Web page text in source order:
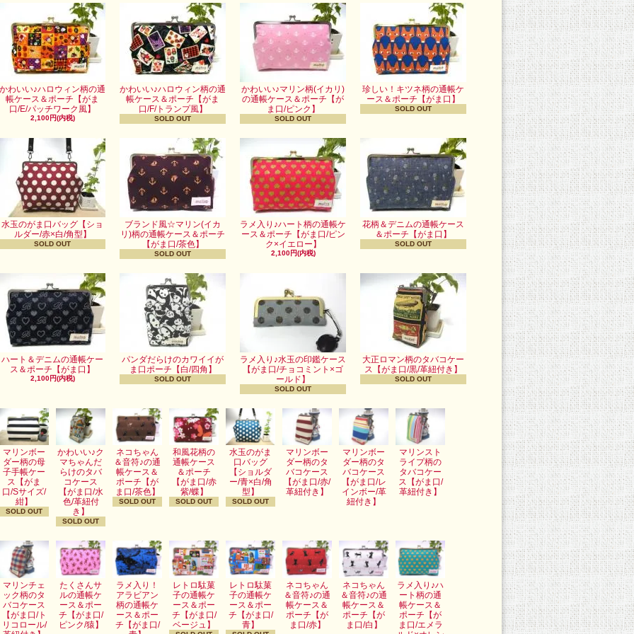
かわいい♪ハロウィン柄の通
帳ケース＆ポーチ【がま
口/E/パッチワーク風】
2,100円(内税)
かわいい♪ハロウィン柄の通
帳ケース＆ポーチ【がま
口/F/トランプ風】
SOLD OUT
かわいい♪マリン柄(イカリ)
の通帳ケース＆ポーチ【が
ま口/ピンク】
SOLD OUT
珍しい！キツネ柄の通帳ケ
ース＆ポーチ【がま口】
SOLD OUT
水玉のがま口バッグ【ショ
ルダー/赤×白/角型】
SOLD OUT
ブランド風☆マリン(イカ
リ)柄の通帳ケース＆ポーチ
【がま口/茶色】
SOLD OUT
ラメ入り♪ハート柄の通帳ケ
ース＆ポーチ【がま口/ピン
ク×イエロー】
2,100円(内税)
花柄＆デニムの通帳ケース
＆ポーチ【がま口】
SOLD OUT
ハート＆デニムの通帳ケー
ス＆ポーチ【がま口】
2,100円(内税)
パンダだらけのカワイイが
ま口ポーチ【白/四角】
SOLD OUT
ラメ入り♪水玉の印鑑ケース
【がま口/チョコミント×ゴ
ールド】
SOLD OUT
大正ロマン柄のタバコケー
ス【がま口/黒/革紐付き】
SOLD OUT
マリンボー
ダー柄の母
子手帳ケー
ス【がま
口/Sサイズ/
紺】
SOLD OUT
かわいい♪ク
マちゃんだ
らけのタバ
コケース
【がま口/水
色/革紐付
き】
SOLD OUT
ネコちゃん
＆音符♪の通
帳ケース＆
ポーチ【が
ま口/茶色】
SOLD OUT
和風花柄の
通帳ケース
＆ポーチ
【がま口/赤
紫/蝶】
SOLD OUT
水玉のがま
口バッグ
【ショルダ
ー/青×白/角
型】
SOLD OUT
マリンボー
ダー柄のタ
バコケース
【がま口/赤/
革紐付き】
マリンボー
ダー柄のタ
バコケース
【がま口/レ
インボー/革
紐付き】
マリンスト
ライプ柄の
タバコケー
ス【がま口/
革紐付き】
マリンチェ
ック柄のタ
バコケース
【がま口/ト
リコロール/
たくさんサ
ルの通帳ケ
ース＆ポー
チ【がま口/
ピンク/猿】
ラメ入り！
アラビアン
柄の通帳ケ
ース＆ポー
チ【がま口/
レトロ駄菓
子の通帳ケ
ース＆ポー
チ【がま口/
ベージュ】
レトロ駄菓
子の通帳ケ
ース＆ポー
チ【がま口/
青】
ネコちゃん
＆音符♪の通
帳ケース＆
ポーチ【が
ま口/赤】
ネコちゃん
＆音符♪の通
帳ケース＆
ポーチ【が
ま口/白】
ラメ入り♪ハ
ート柄の通
帳ケース＆
ポーチ【が
ま口/エメラ